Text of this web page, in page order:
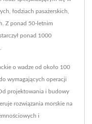
łodziach pasażerskich,
Z ponad 50-letnim
ponad 1000
o wadze od około 100
wymagających operacji
projektowania i budowy
rozwiązania morskie na
i